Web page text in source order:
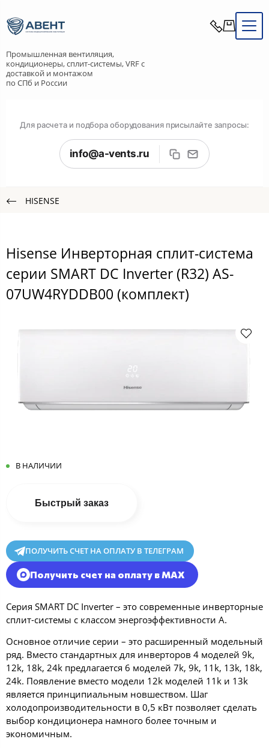
Промышленная вентиляция,
кондиционеры, сплит-системы, VRF с
доставкой и монтажом
по СПб и России
Для расчета и подбора оборудования присылайте запросы:
info@a-vents.ru
HISENSE
Hisense Инверторная сплит-система
серии SMART DC Inverter (R32) AS-
07UW4RYDDB00 (комплект)
В НАЛИЧИИ
Быстрый заказ
ПОЛУЧИТЬ СЧЕТ НА ОПЛАТУ В ТЕЛЕГРАМ
Получить счет на оплату в MAX
Серия SMART DC Inverter – это современные инверторные
сплит-системы с классом энергоэффективности А.
Основное отличие серии – это расширенный модельный
ряд. Вместо стандартных для инверторов 4 моделей 9k,
12k, 18k, 24k предлагается 6 моделей 7k, 9k, 11k, 13k, 18k,
24k. Появление вместо модели 12k моделей 11k и 13k
является принципиальным новшеством. Шаг
холодопроизводительности в 0,5 кВт позволяет сделать
выбор кондиционера намного более точным и
экономичным.